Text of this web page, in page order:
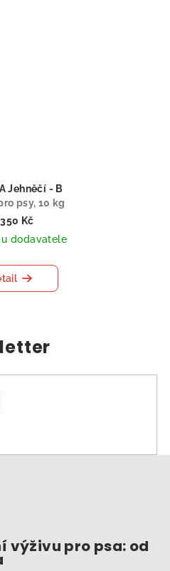
Jehněčí - B
psy, 10 kg
350 Kč
dodavatele
výživu pro psa: od